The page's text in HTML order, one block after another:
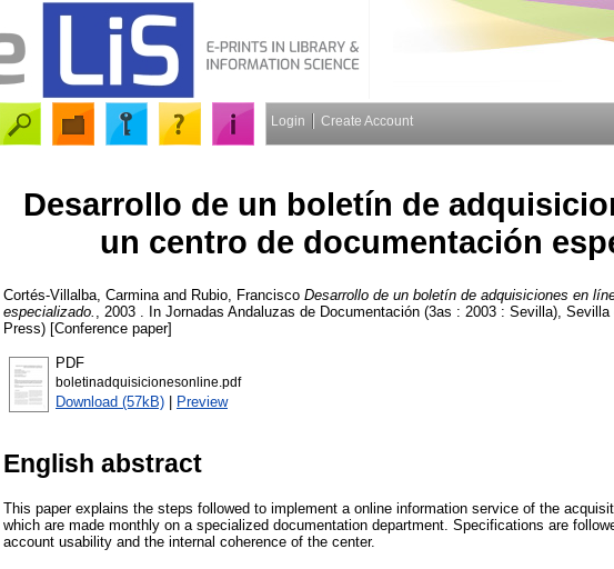
Login Create Account
Desarrollo de un boletín de
un centro de documentación
Cortés-Villalba, Carmina and Rubio, Francisco Desarrollo de un boletín de adquisiciones en
especializado.
, 2003 . In Jornadas Andaluzas de Documentación (3as : 2003 : Sevilla),
Press) [Conference paper]
PDF
boletinadquisicionesonline.pdf
Download (57kB) | Preview
English abstract
This paper explains the steps followed to implement a online information service of the
which are made monthly on a specialized documentation department. Specifications are
account usability and the internal coherence of the center.